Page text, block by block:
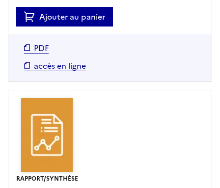
Ajouter au panier
PDF
accès en ligne
RAPPORT/SYNTHÈSE